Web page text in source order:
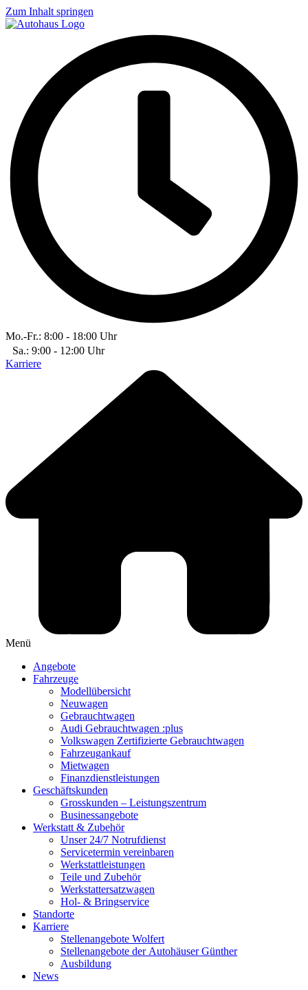
Zum Inhalt springen
Mo.-Fr.: 8:00 - 18:00 Uhr
Sa.: 9:00 - 12:00 Uhr
Karriere
Menü
Angebote
Fahrzeuge
Modellübersicht
Neuwagen
Gebrauchtwagen
Audi Gebrauchtwagen :plus
Volkswagen Zertifizierte Gebrauchtwagen
Fahrzeugankauf
Mietwagen
Finanzdienstleistungen
Geschäftskunden
Grosskunden – Leistungszentrum
Businessangebote
Werkstatt & Zubehör
Unser 24/7 Notrufdienst
Servicetermin vereinbaren
Werkstattleistungen
Teile und Zubehör
Werkstattersatzwagen
Hol- & Bringservice
Standorte
Karriere
Stellenangebote Wolfert
Stellenangebote der Autohäuser Günther
Ausbildung
News